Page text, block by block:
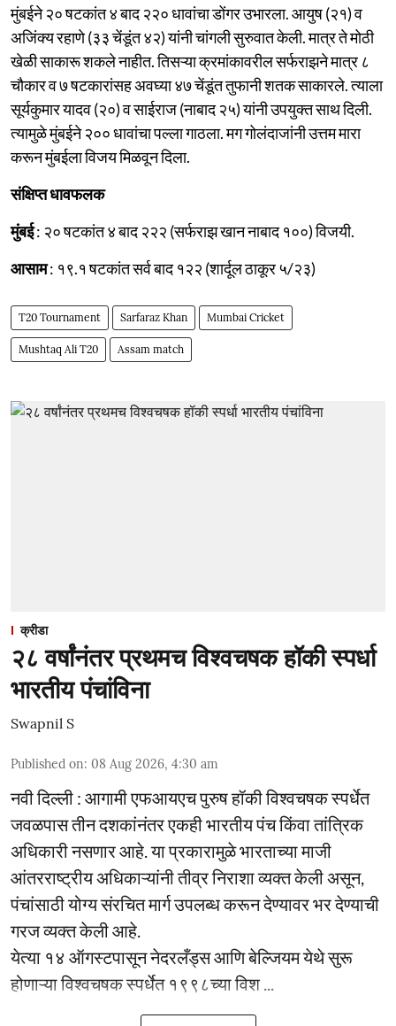
मुंबईने २० षटकांत ४ बाद २२० धावांचा डोंगर उभारला. आयुष (२१) व
अजिंक्य रहाणे (३३ चेंडूंत ४२) यांनी चांगली सुरुवात केली. मात्र ते मोठी
खेळी साकारू शकले नाहीत. तिसऱ्या क्रमांकावरील सर्फराझने मात्र ८
चौकार व ७ षटकारांसह अवघ्या ४७ चेंडूंत तुफानी शतक साकारले. त्याला
सूर्यकुमार यादव (२०) व साईराज (नाबाद २५) यांनी उपयुक्त साथ दिली.
त्यामुळे मुंबईने २०० धावांचा पल्ला गाठला. मग गोलंदाजांनी उत्तम मारा
करून मुंबईला विजय मिळवून दिला.
संक्षिप्त धावफलक
मुंबई: २० षटकांत ४ बाद २२२ (सर्फराझ खान नाबाद १००) विजयी.
आसाम: १९.१ षटकांत सर्व बाद १२२ (शार्दूल ठाकूर ५/२३)
T20 Tournament Sarfaraz Khan Mumbai Cricket
Mushtaq Ali T20 Assam match
क्रीडा
२८ वर्षांनंतर प्रथमच विश्वचषक हॉकी स्पर्धा
भारतीय पंचांविना
Swapnil S
Published on: 08 Aug 2026, 4:30 am
नवी दिल्ली : आगामी एफआयएच पुरुष हॉकी विश्वचषक स्पर्धेत
जवळपास तीन दशकांनंतर एकही भारतीय पंच किंवा तांत्रिक
अधिकारी नसणार आहे. या प्रकारामुळे भारताच्या माजी
आंतरराष्ट्रीय अधिकाऱ्यांनी तीव्र निराशा व्यक्त केली असून,
पंचांसाठी योग्य संरचित मार्ग उपलब्ध करून देण्यावर भर देण्याची
गरज व्यक्त केली आहे.
येत्या १४ ऑगस्टपासून नेदरलँड्स आणि बेल्जियम येथे सुरू
होणाऱ्या विश्वचषक स्पर्धेत १९९८च्या विश ...